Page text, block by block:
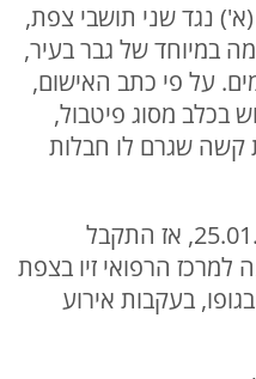
נגד שני תושבי צפת,
אלימה במיוחד של גבר בעיר,
על פי כתב האישום,
מסוג פיטבול,
קשה שגרם לו חבלות
האירוע התרחש בתאריך 25.01.26, אז התקבל
למרכז הרפואי זיו בצפת
בעקבות אירוע